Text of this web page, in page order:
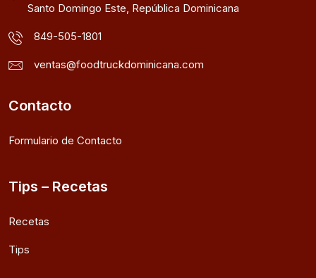
Santo Domingo Este, República Dominicana
849-505-1801
ventas@foodtruckdominicana.com
Contacto
Formulario de Contacto
Tips – Recetas
Recetas
Tips